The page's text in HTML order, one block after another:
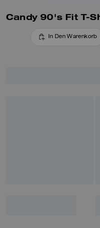
In Den Warenkorb